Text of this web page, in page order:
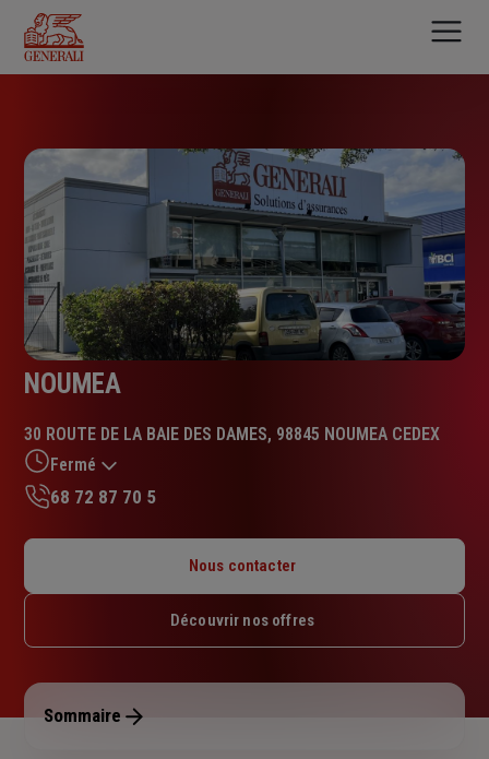
contenu
principal
NOUMEA
30 ROUTE DE LA BAIE DES DAMES, 98845 NOUMEA CEDEX
Fermé
Jeudi : 08h – 16h15
Dimanche : Fermé
68 72 87 70 5
Nous contacter
Découvrir nos offres
Sommaire